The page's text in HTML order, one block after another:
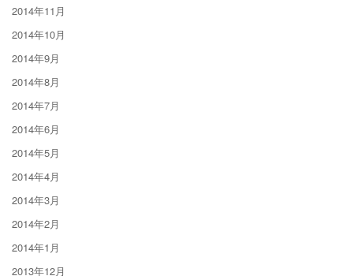
2014年11月
2014年10月
2014年9月
2014年8月
2014年7月
2014年6月
2014年5月
2014年4月
2014年3月
2014年2月
2014年1月
2013年12月